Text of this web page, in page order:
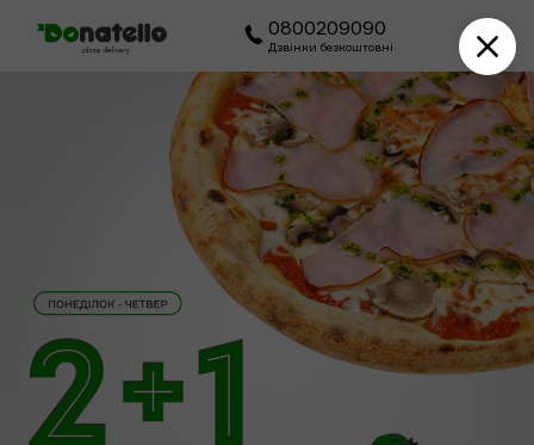
0800209090
Дзвінки безкоштовні